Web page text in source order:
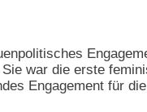
war die erste
Engagement für